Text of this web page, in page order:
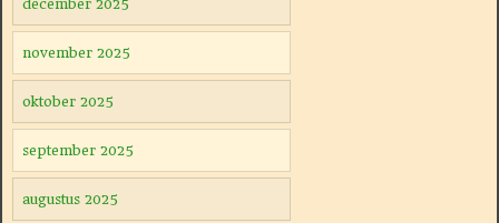
december 2025
november 2025
oktober 2025
september 2025
augustus 2025